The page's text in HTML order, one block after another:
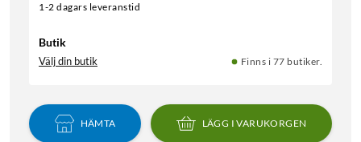
1-2 dagars leveranstid
Butik
Välj din butik Finns i 77 butiker.
HÄMTA LÄGG I VARUKORGEN